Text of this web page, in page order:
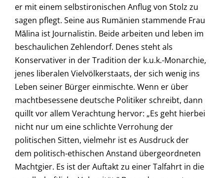
er mit einem selbstironischen Anflug von Stolz zu
sagen pflegt. Seine aus Rumänien stammende Frau
Mălina ist Journalistin. Beide arbeiten und leben im
beschaulichen Zehlendorf. Denes steht als
Konservativer in der Tradition der k.u.k.-Monarchie,
jenes liberalen Vielvölkerstaats, der sich wenig ins
Leben seiner Bürger einmischte. Wenn er über
machtbesessene deutsche Politiker schreibt, dann
quillt vor allem Verachtung hervor: „Es geht hierbei
nicht nur um eine schlichte Verrohung der
politischen Sitten, vielmehr ist es Ausdruck der
dem politisch-ethischen Anstand übergeordneten
Machtgier. Es ist der Auftakt zu einer Talfahrt in die